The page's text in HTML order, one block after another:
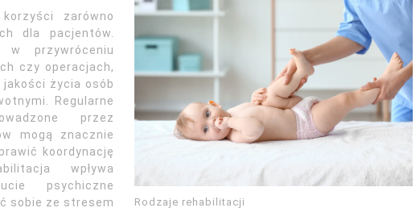
Rodzaje rehabilitacji
zarówno
dla pacjentów.
w przywróceniu
czy operacjach,
życia osób
Regularne
przez
mogą znacznie
koordynację
wpływa
psychiczne
sobie ze stresem